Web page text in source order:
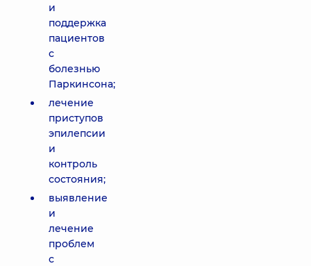
и
поддержка
пациентов
с
болезнью
Паркинсона;
лечение
приступов
эпилепсии
и
контроль
состояния;
выявление
и
лечение
проблем
с